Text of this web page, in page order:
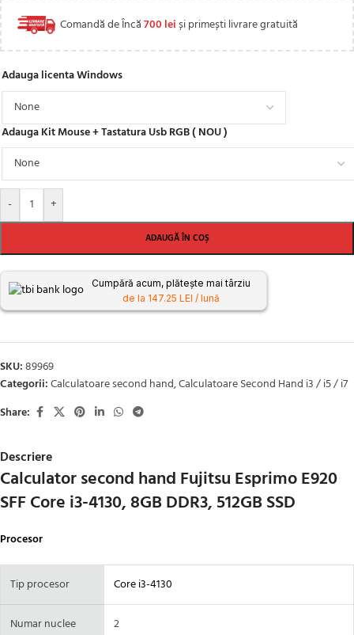
Comandă de Încă700 leiși primești livrare gratuită
Adauga licenta Windows
Adauga Kit Mouse + Tastatura Usb RGB ( NOU )
- +
ADAUGĂ ÎN COȘ
Cumpără acum, plătește mai târziu
de la 147.25 LEI / lună
SKU:89969
Categorii:Calculatoare second hand,Calculatoare Second Hand i3 / i5 / i7
Share:
Descriere
Calculator second hand Fujitsu Esprimo E920
SFF Core i3-4130, 8GB DDR3, 512GB SSD
Procesor
Tip procesor Core i3-4130
Numar nuclee 2